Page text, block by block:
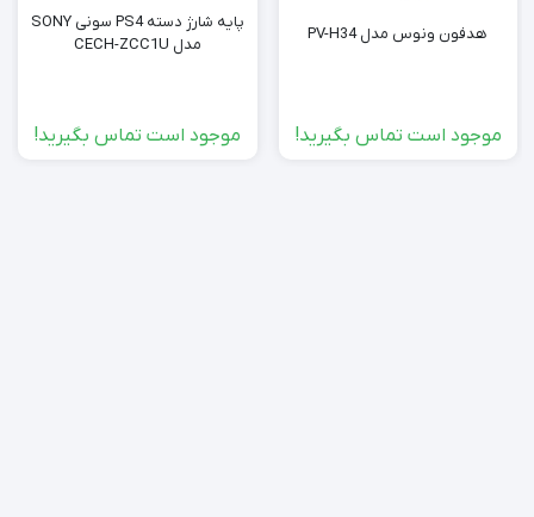
هدفون ونوس مدل PV-H34
موجود است تماس بگیرید!
پایه شارژ دسته PS4 سونی SONY
مدل CECH-ZCC1U
موجود است تماس بگیرید!